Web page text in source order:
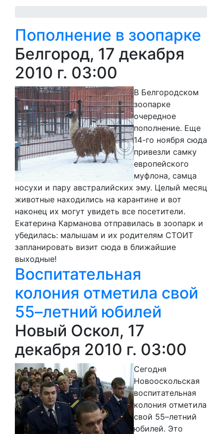
Пополнение в зоопарке
Белгород, 17 декабря
2010 г. 03:00
В Белгородском
зоопарке
очередное
пополнение. Еще
14-го ноября сюда
привезли самку
европейского
муфлона, самца
носухи и пару австралийских эму. Целый месяц
животные находились на карантине и вот
наконец их могут увидеть все посетители.
Екатерина Карманова отправилась в зоопарк и
убедилась: малышам и их родителям СТОИТ
запланировать визит сюда в ближайшие
выходные!
Воспитательная
колония отметила свой
55–летний юбилей
Новый Оскол, 17
декабря 2010 г. 03:00
Сегодня
Новооскольская
воспитательная
колония отметила
свой 55–летний
юбилей. Это